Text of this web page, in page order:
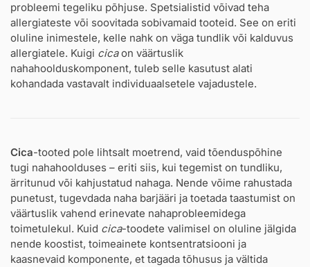
probleemi tegeliku põhjuse. Spetsialistid võivad teha
allergiateste või soovitada sobivamaid tooteid. See on eriti
oluline inimestele, kelle nahk on väga tundlik või kalduvus
allergiatele. Kuigi cicaon väärtuslik
nahahoolduskomponent, tuleb selle kasutust alati
kohandada vastavalt individuaalsetele vajadustele.
Cica-tooted pole lihtsalt moetrend, vaid tõenduspõhine
tugi nahahoolduses – eriti siis, kui tegemist on tundliku,
ärritunud või kahjustatud nahaga. Nende võime rahustada
punetust, tugevdada naha barjääri ja toetada taastumist on
väärtuslik vahend erinevate nahaprobleemidega
toimetulekul. Kuid cica-toodete valimisel on oluline jälgida
nende koostist, toimeainete kontsentratsiooni ja
kaasnevaid komponente, et tagada tõhusus ja vältida